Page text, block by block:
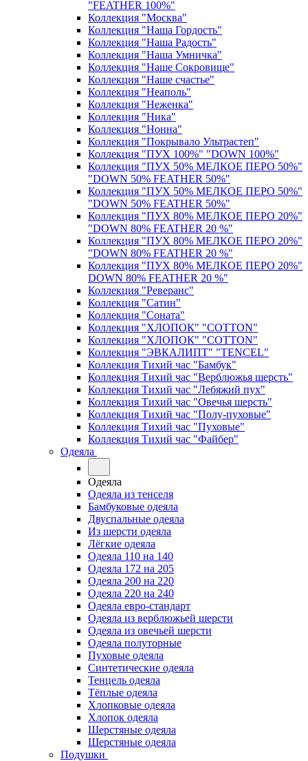
"FEATHER 100%"
Коллекция "Москва"
Коллекция "Наша Гордость"
Коллекция "Наша Радость"
Коллекция "Наша Умничка"
Коллекция "Наше Сокровище"
Коллекция "Наше счастье"
Коллекция "Неаполь"
Коллекция "Неженка"
Коллекция "Ника"
Коллекция "Нонна"
Коллекция "Покрывало Ультрастеп"
Коллекция "ПУХ 100%" "DOWN 100%"
Коллекция "ПУХ 50% МЕЛКОЕ ПЕРО 50%"
"DOWN 50% FEATHER 50%"
Коллекция "ПУХ 50% МЕЛКОЕ ПЕРО 50%"
"DOWN 50% FEATHER 50%"
Коллекция "ПУХ 80% МЕЛКОЕ ПЕРО 20%"
"DOWN 80% FEATHER 20 %"
Коллекция "ПУХ 80% МЕЛКОЕ ПЕРО 20%"
"DOWN 80% FEATHER 20 %"
Коллекция "ПУХ 80% МЕЛКОЕ ПЕРО 20%"
DOWN 80% FEATHER 20 %"
Коллекция "Реверанс"
Коллекция "Сатин"
Коллекция "Соната"
Коллекция "ХЛОПОК" "COTTON"
Коллекция "ХЛОПОК" "COTTON"
Коллекция "ЭВКАЛИПТ" "TENCEL"
Коллекция Тихий час "Бамбук"
Коллекция Тихий час "Верблюжья шерсть"
Коллекция Тихий час "Лебяжий пух"
Коллекция Тихий час "Овечья шерсть"
Коллекция Тихий час "Полу-пуховые"
Коллекция Тихий час "Пуховые"
Коллекция Тихий час "Файбер"
Одеяла
Одеяла
Одеяла из тенселя
Бамбуковые одеяла
Двуспальные одеяла
Из шерсти одеяла
Лёгкие одеяла
Одеяла 110 на 140
Одеяла 172 на 205
Одеяла 200 на 220
Одеяла 220 на 240
Одеяла евро-стандарт
Одеяла из верблюжьей шерсти
Одеяла из овечьей шерсти
Одеяла полуторные
Пуховые одеяла
Синтетические одеяла
Тенцель одеяла
Тёплые одеяла
Хлопковые одеяла
Хлопок одеяла
Шерстяные одеяла
Шерстяные одеяла
Подушки